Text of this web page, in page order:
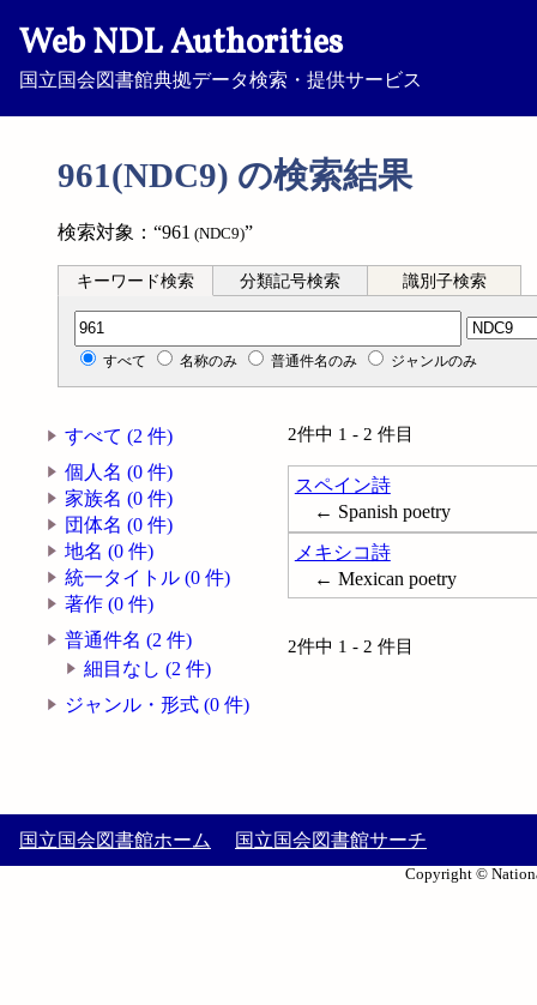
Web NDL Authorities
国立国会図書館典拠データ検索・提供サービス
961(NDC9) の検索結果
検索対象：“961 (NDC9)”
キーワード検索 分類記号検索 識別子検索
分類記号検索
すべて 名称のみ 普通件名のみ ジャンルのみ
すべて (2 件)
個人名 (0 件)
家族名 (0 件)
団体名 (0 件)
地名 (0 件)
統一タイトル (0 件)
著作 (0 件)
普通件名 (2 件)
細目なし (2 件)
ジャンル・形式 (0 件)
2件中 1 - 2 件目
スペイン詩
← Spanish poetry
メキシコ詩
← Mexican poetry
2件中 1 - 2 件目
国立国会図書館ホーム 国立国会図書館サーチ
Copyright ©